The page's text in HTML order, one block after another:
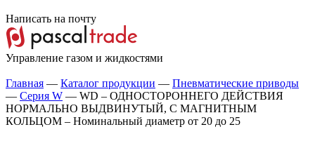
Написать на почту
Управление газом и жидкостями
Главная — Каталог продукции — Пневматические приводы
— Серия W — WD – ОДНОСТОРОННЕГО ДЕЙСТВИЯ
НОРМАЛЬНО ВЫДВИНУТЫЙ, С МАГНИТНЫМ
КОЛЬЦОМ – Номинальный диаметр от 20 до 25